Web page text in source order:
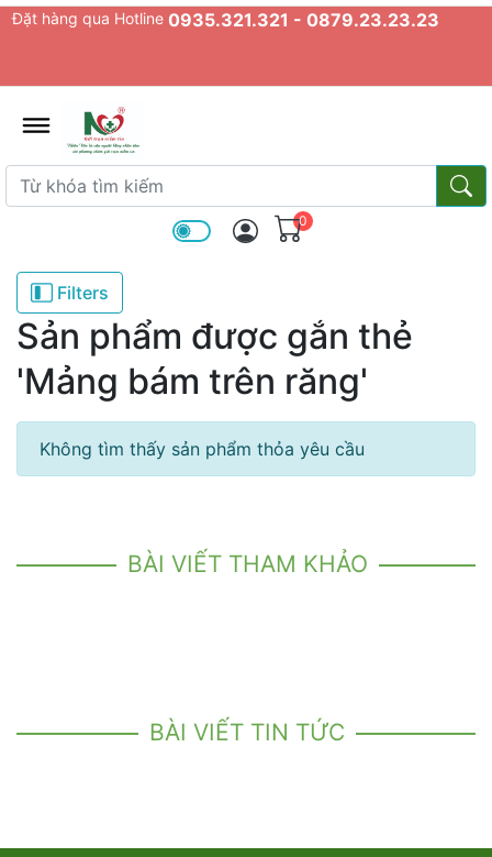
Đặt hàng qua Hotline 0935.321.321 - 0879.23.23.23
Từ khóa tìm kiếm
Từ
0
Filters
Sản phẩm được gắn thẻ
'Mảng bám trên răng'
Không tìm thấy sản phẩm thỏa yêu cầu
BÀI VIẾT THAM KHẢO
BÀI VIẾT TIN TỨC